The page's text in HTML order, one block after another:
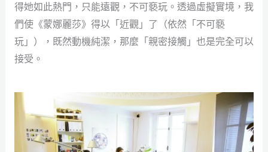
得她如此熱門，只能遠觀，不可褻玩。透過虛擬實境，我
們使《蒙娜麗莎》得以「近觀」了（依然「不可褻
玩」），既然動機純潔，那麼「親密接觸」也是完全可以
接受。